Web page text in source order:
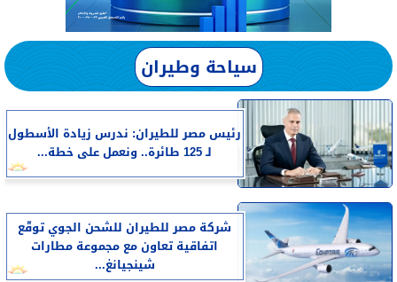
سياحة وطيران
رئيس مصر للطيران: ندرس زيادة الأسطول
لـ 125 طائرة.. ونعمل على خطة...
شركة مصر للطيران للشحن الجوي توقّع
اتفاقية تعاون مع مجموعة مطارات
شينجيانغ...